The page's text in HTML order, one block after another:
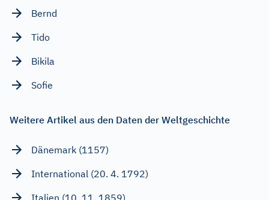
Bernd
Tido
Bikila
Sofie
Weitere Artikel aus den Daten der Weltgeschichte
Dänemark (1157)
International (20. 4. 1792)
Italien (10. 11. 1859)